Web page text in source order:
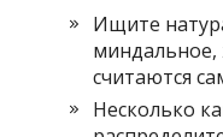
Ищите
миндальное,
считаются
Несколько